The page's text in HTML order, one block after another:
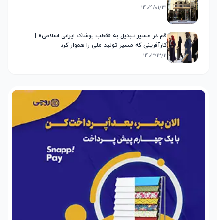
1404/01/31
قم در مسیر تبدیل به «قطب پوشاک ایرانی اسلامی» |
کارآفرینی که مسیر تولید ملی را هموار کرد
1403/12/11